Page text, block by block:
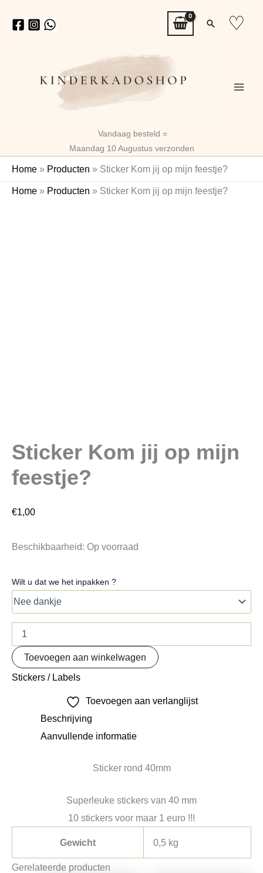
naar
Zoeken
♡
Vandaag besteld =
Maandag 10 Augustus verzonden
Home » Producten » Sticker Kom jij op mijn feestje?
Home » Producten » Sticker Kom jij op mijn feestje?
Sticker Kom jij op mijn
feestje?
€1,00
Beschikbaarheid: Op voorraad
Wilt u dat we het inpakken ?
Sticker
Toevoegen aan winkelwagen
Stickers / Labels
Toevoegen aan verlanglijst
Beschrijving
Aanvullende informatie
Sticker rond 40mm
Superleuke stickers van 40 mm
10 stickers voor maar 1 euro !!!
Gewicht 0,5 kg
Gerelateerde producten